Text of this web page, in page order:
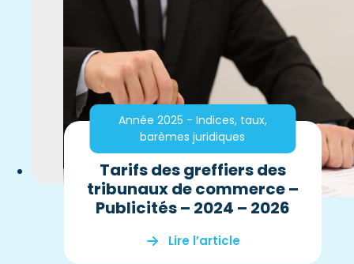
Année 2025 - Indices, taux,
barèmes juridiques
Tarifs des greffiers des
tribunaux de commerce –
Publicités – 2024 – 2026
Lire l’article